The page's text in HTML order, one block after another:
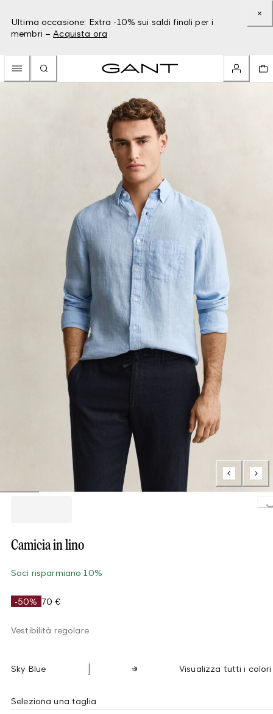
Ultima occasione: Extra -10% sui saldi finali per i
membri – Acquista ora
Camicia in lino
Soci risparmiano 10%
-50% 70 €
Vestibilità regolare
Sky Blue Visualizza tutti i colori
Seleziona una taglia